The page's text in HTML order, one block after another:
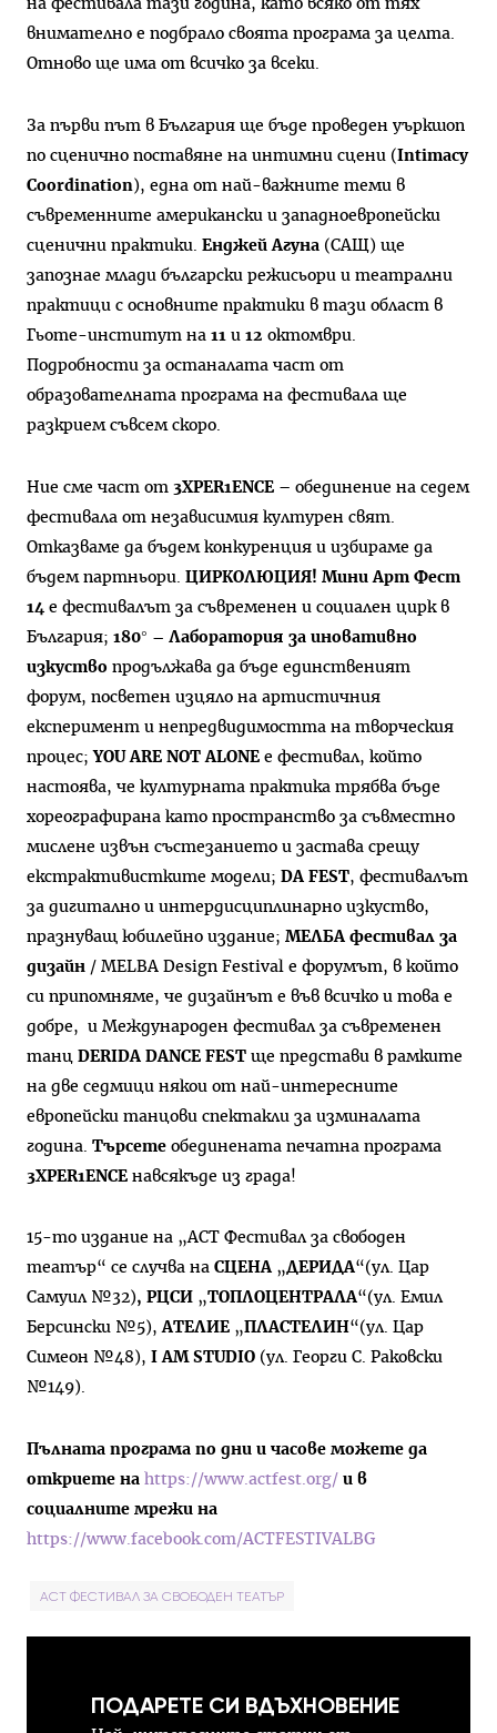
на фестивала тази година, като всяко от тях
внимателно е подбрало своята програма за целта.
Отново ще има от всичко за всеки.
За първи път в България ще бъде проведен уъркшоп
по сценично поставяне на интимни сцени ( Intimacy
Coordination ), една от най-важните теми в
съвременните американски и западноевропейски
сценични практики. Енджей Агуна (САЩ) ще
запознае млади български режисьори и театрални
практици с основните практики в тази област в
Гьоте-институт на 11 и 12 октомври.
Подробности за останалата част от
образователната програма на фестивала ще
разкрием съвсем скоро.
Ние сме част от 3XPER1ENCE – обединение на седем
фестивала от независимия културен свят.
Отказваме да бъдем конкуренция и избираме да
бъдем партньори. ЦИРКОЛЮЦИЯ! Мини Арт Фест
14 е фестивалът за съвременен и социален цирк в
България; 180° – Лаборатория за иновативно
изкуство продължава да бъде единственият
форум, посветен изцяло на артистичния
експеримент и непредвидимостта на творческия
процес;YOU ARE NOT ALONE е фестивал, който
настоява, че културната практика трябва бъде
хореографирана като пространство за съвместно
мислене извън състезанието и застава срещу
екстрактивистките модели; DA FEST, фестивалът
за дигитално и интердисциплинарно изкуство,
празнуващ юбилейно издание; МЕЛБА фестивал за
дизайн / MELBA Design Festival е форумът, в който
си припомняме, че дизайнът е във всичко и това е
добре, и Международен фестивал за съвременен
танц DERIDA DANCE FEST ще представи в рамките
на две седмици някои от най-интересните
европейски танцови спектакли за изминалата
година. Търсете обединената печатна програма
3XPER1ENCE навсякъде из града!
15-то издание на „ACT Фестивал за свободен
театър“ се случва на СЦЕНА „ДЕРИДА“(ул. Цар
Самуил №32), РЦСИ „ТОПЛОЦЕНТРАЛА“(ул. Емил
Берсински №5),АТЕЛИЕ „ПЛАСТЕЛИН“(ул. Цар
Симеон №48), I AM STUDIO (ул. Георги С. Раковски
№149).
Пълната програма по дни и часове можете да
откриете на https://www.actfest.org/ и в
социалните мрежи на
https://www.facebook.com/ACTFESTIVALBG
ACT ФЕСТИВАЛ ЗА СВОБОДЕН ТЕАТЪР
ПОДАРЕТЕ СИ ВДЪХНОВЕНИЕ